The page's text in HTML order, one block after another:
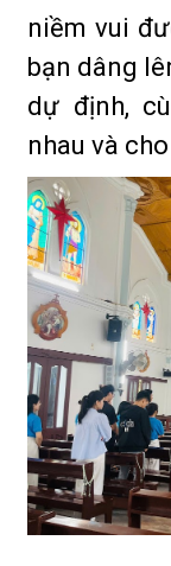
niềm vui
bạn dâng
dự định,
nhau và